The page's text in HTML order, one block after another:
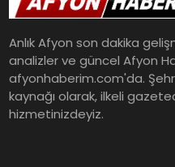
Anlık Afyon son dakika
analizler ve güncel Afyon
afyonhaberim.com'da.
kaynağı olarak, ilkeli
hizmetinizdeyiz.